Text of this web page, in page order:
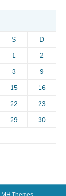
S D
1 2
8 9
15 16
22 23
29 30
MH Themes